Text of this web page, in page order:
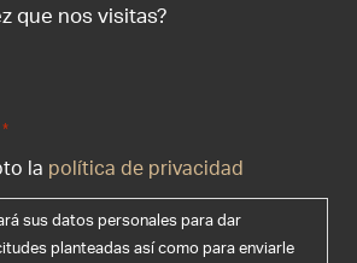
que nos visitas?
*
la política de privacidad
sus datos personales para dar
planteadas así como para enviarle